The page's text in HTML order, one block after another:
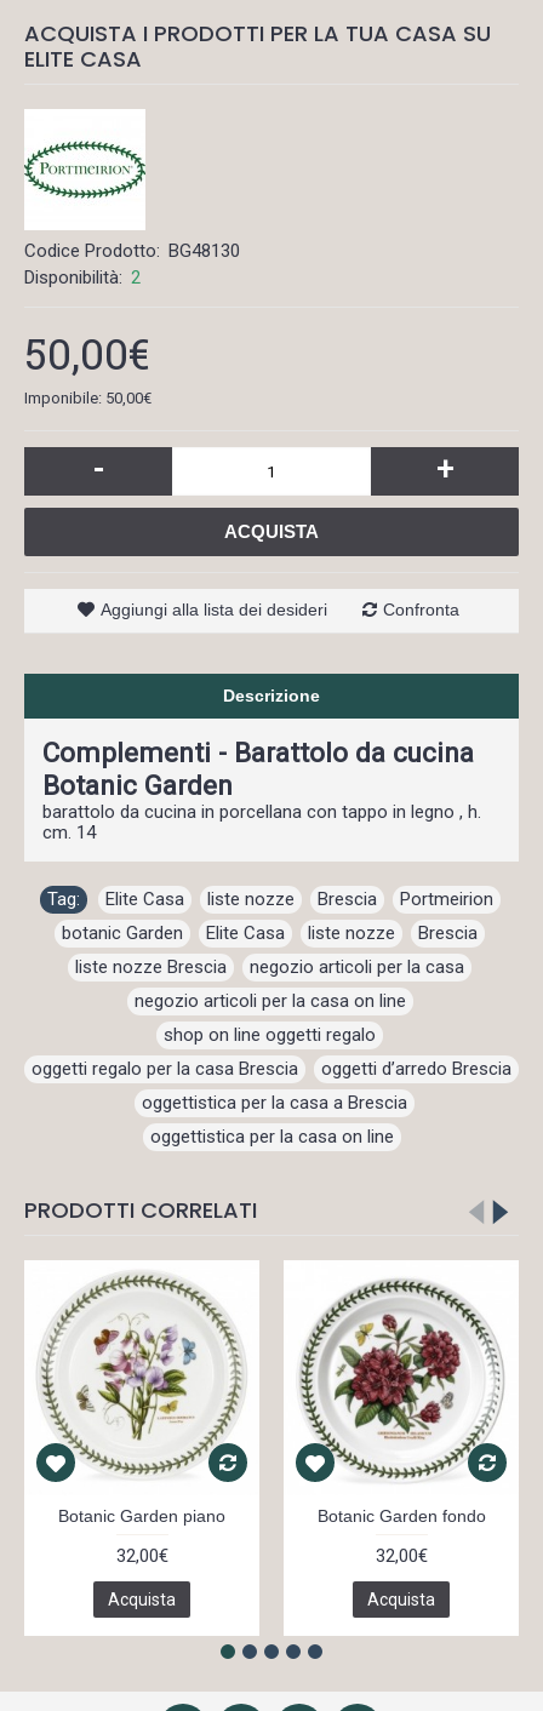
ACQUISTA I PRODOTTI PER LA TUA CASA SU
ELITE CASA
Codice Prodotto: BG48130
Disponibilità: 2
50,00€
Imponibile: 50,00€
- +
ACQUISTA
Aggiungi alla lista dei desideri Confronta
Descrizione
Complementi - Barattolo da cucina
Botanic Garden
barattolo da cucina in porcellana con tappo in legno , h.
cm. 14
Tag: Elite Casa , liste nozze , Brescia , Portmeirion ,
botanic Garden
Elite Casa liste nozze Brescia
liste nozze Brescia
negozio articoli per la casa
negozio articoli per la casa on line ,
shop on line oggetti regalo
oggetti regalo per la casa Brescia
oggetti d’arredo Brescia
oggettistica per la casa a Brescia ,
oggettistica per la casa on line
PRODOTTI CORRELATI
Botanic Garden piano
32,00€
Acquista
Botanic Garden fondo
32,00€
Acquista